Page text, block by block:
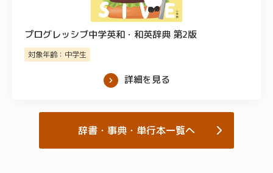
プログレッシブ中学英和・和英辞典 第2版
対象年齢：中学生
詳細を見る
辞書・事典・単行本一覧へ